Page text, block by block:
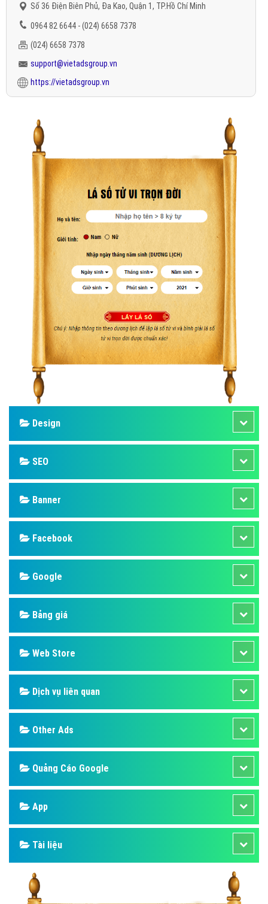
Số 36 Điện Biên Phủ, Đa Kao, Quận 1, TP.Hồ Chí Minh
0964 82 6644 - (024) 6658 7378
(024) 6658 7378
support@vietadsgroup.vn
https://vietadsgroup.vn
Design
SEO
Banner
Facebook
Google
Bảng giá
Web Store
Dịch vụ liên quan
Other Ads
Quảng Cáo Google
App
Tài liệu